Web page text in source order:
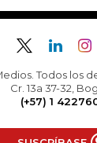
Todos los
Cr. 13a 37-32,
(+57) 1